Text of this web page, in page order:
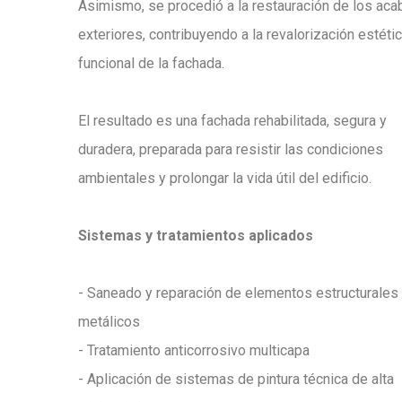
Asimismo, se procedió a la restauración de los
exteriores, contribuyendo a la revalorización
funcional de la fachada.
El resultado es una fachada rehabilitada, segura y
duradera, preparada para resistir las condiciones
ambientales y prolongar la vida útil del edificio.
Sistemas y tratamientos aplicados
- Saneado y reparación de elementos estructurales
metálicos
- Tratamiento anticorrosivo multicapa
- Aplicación de sistemas de pintura técnica de alta